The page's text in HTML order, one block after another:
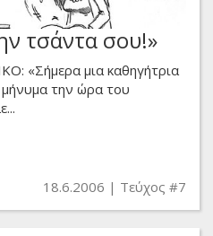
τσάντα σου!»
«Σήμερα μια καθηγήτρια
μήνυμα την ώρα του
18.6.2006 Τεύχος #7